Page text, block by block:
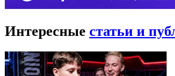
Интересные статьи и